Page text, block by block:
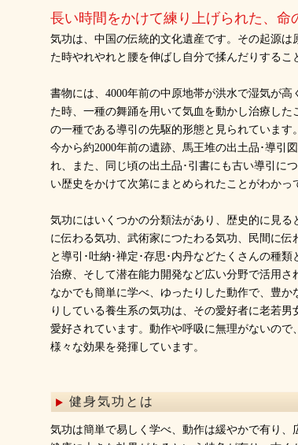
長い時間をかけて練り上げられた、命
気功は、中国の伝統的文化遺産です。その起源
た時やれやれと腰を伸ばし自分で揉んだりするこ
書物には、4000年前の中原地帯が洪水で湿気が
た時、一種の舞踊を用いて気血を動かし治療し
の一種である導引の先駆的形態と見られています。
今から約2000年前の遺跡、馬王堆の出土品･導引
れ、また、同じ頃の出土品･引書にも古い導引に
い歴史をかけて次第にまとめられたことがわかっ
気功にはいくつかの分類法があり、歴史的に見
に伝わる気功、武術家につたわる気功、民間に
と導引･吐納･禅定･存思･内丹などたくさんの種
治療、そして潜在能力開発など広い分野で活用さ
なかでも簡単に学べ、ゆったりした動作で、豊か
りしている養生系の気功は、その愛好者に老若
愛好されています。動作や呼吸に無理がないの
様々な効果を発揮しています。
健身気功とは
気功は簡単で易しく学べ、動作は緩やかで有り